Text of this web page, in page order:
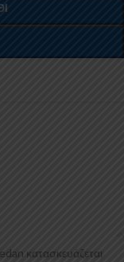
κατασκευάζεται